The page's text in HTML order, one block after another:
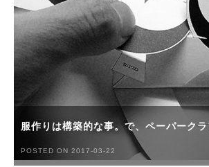
服作りは構築的な事。で、ペーパークラ
POSTED ON 2017-03-22